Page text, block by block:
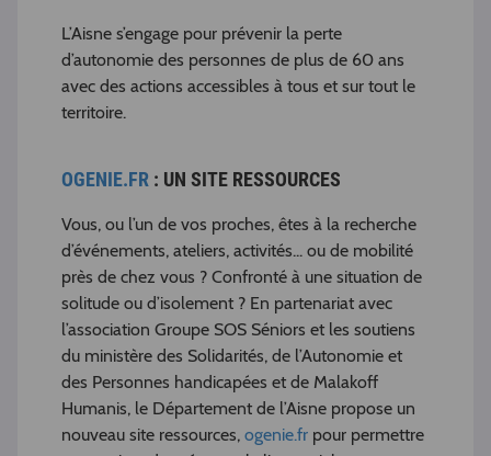
L’Aisne s’engage pour prévenir la perte
d’autonomie des personnes de plus de 60 ans
avec des actions accessibles à tous et sur tout le
territoire.
OGENIE.FR : UN SITE RESSOURCES
Vous, ou l’un de vos proches, êtes à la recherche
d’événements, ateliers, activités... ou de mobilité
près de chez vous ? Confronté à une situation de
solitude ou d’isolement ? En partenariat avec
l’association Groupe SOS Séniors et les soutiens
du ministère des Solidarités, de l’Autonomie et
des Personnes handicapées et de Malakoff
Humanis, le Département de l’Aisne propose un
nouveau site ressources, ogenie.fr pour permettre